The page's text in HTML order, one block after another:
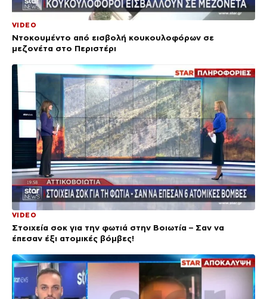
VIDEO
Ντοκουμέντο από εισβολή κουκουλοφόρων σε
μεζονέτα στο Περιστέρι
VIDEO
Στοιχεία σοκ για την φωτιά στην Βοιωτία – Σαν να
έπεσαν έξι ατομικές βόμβες!